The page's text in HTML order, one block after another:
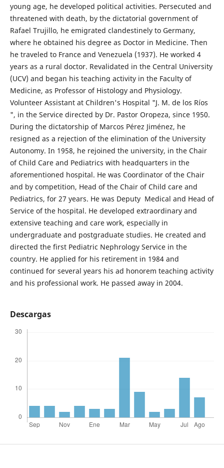
young age, he developed political activities. Persecuted and
threatened with death, by the dictatorial government of
Rafael Trujillo, he emigrated clandestinely to Germany,
where he obtained his degree as Doctor in Medicine. Then
he traveled to France and Venezuela (1937). He worked 4
years as a rural doctor. Revalidated in the Central University
(UCV) and began his teaching activity in the Faculty of
Medicine, as Professor of Histology and Physiology.
Volunteer Assistant at Children's Hospital "J. M. de los Ríos
", in the Service directed by Dr. Pastor Oropeza, since 1950.
During the dictatorship of Marcos Pérez Jiménez, he
resigned as a rejection of the elimination of the University
Autonomy. In 1958, he rejoined the university, in the Chair
of Child Care and Pediatrics with headquarters in the
aforementioned hospital. He was Coordinator of the Chair
and by competition, Head of the Chair of Child care and
Pediatrics, for 27 years. He was Deputy Medical and Head of
Service of the hospital. He developed extraordinary and
extensive teaching and care work, especially in
undergraduate and postgraduate studies. He created and
directed the first Pediatric Nephrology Service in the
country. He applied for his retirement in 1984 and
continued for several years his ad honorem teaching activity
and his professional work. He passed away in 2004.
Descargas